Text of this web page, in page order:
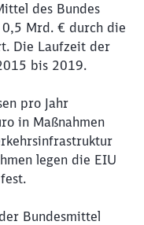
des Bundes
Mrd. € durch die
Die Laufzeit der
bis 2019.
pro Jahr
in Maßnahmen
legen die EIU
Bundesmittel